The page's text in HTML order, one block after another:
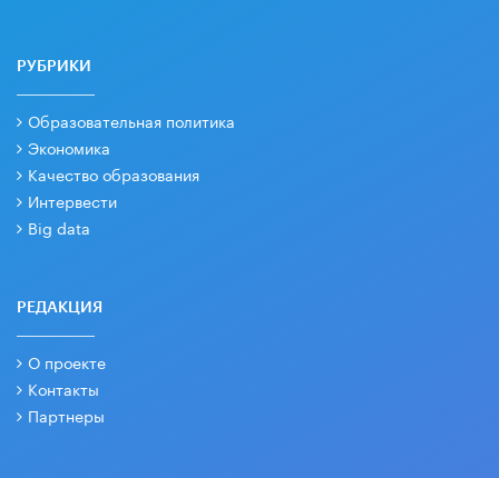
РУБРИКИ
Образовательная политика
Экономика
Качество образования
Интервести
Big data
РЕДАКЦИЯ
О проекте
Контакты
Партнеры